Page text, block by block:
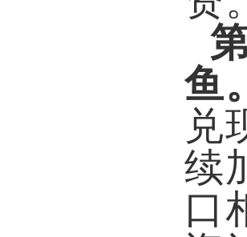
鱼。
兑
续
口